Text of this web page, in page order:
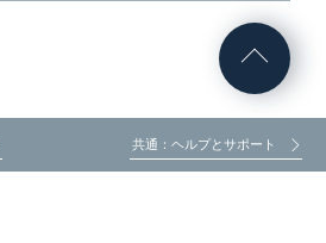
共通：ヘルプとサポート